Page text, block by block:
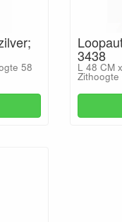
58
3438
L 48 CM